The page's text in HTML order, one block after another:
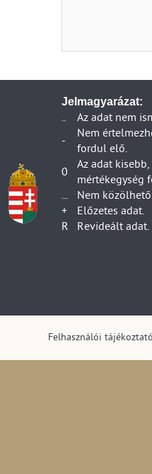
Jelmagyarázat:
..
Az adat nem
-
Nem
fordul elő.
0
Az adat
mértékegység
...
Nem
+
Előzetes adat.
R
Revideált adat.
Felhasználói